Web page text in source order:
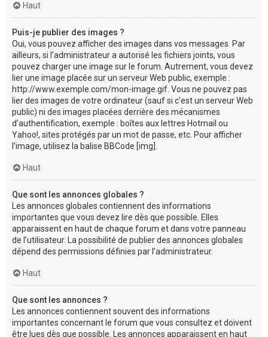
Haut
Puis-je publier des images ?
Oui, vous pouvez afficher des images dans vos messages. Par
ailleurs, si l’administrateur a autorisé les fichiers joints, vous
pouvez charger une image sur le forum. Autrement, vous devez
lier une image placée sur un serveur Web public, exemple :
http://www.exemple.com/mon-image.gif. Vous ne pouvez pas
lier des images de votre ordinateur (sauf si c’est un serveur Web
public) ni des images placées derrière des mécanismes
d’authentification, exemple : boîtes aux lettres Hotmail ou
Yahoo!, sites protégés par un mot de passe, etc. Pour afficher
l’image, utilisez la balise BBCode [img].
Haut
Que sont les annonces globales ?
Les annonces globales contiennent des informations
importantes que vous devez lire dès que possible. Elles
apparaissent en haut de chaque forum et dans votre panneau
de l’utilisateur. La possibilité de publier des annonces globales
dépend des permissions définies par l’administrateur.
Haut
Que sont les annonces ?
Les annonces contiennent souvent des informations
importantes concernant le forum que vous consultez et doivent
être lues dès que possible. Les annonces apparaissent en haut